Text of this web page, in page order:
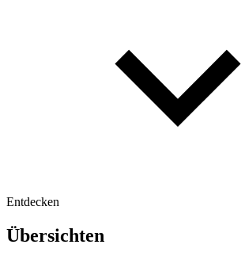
Entdecken
Übersichten